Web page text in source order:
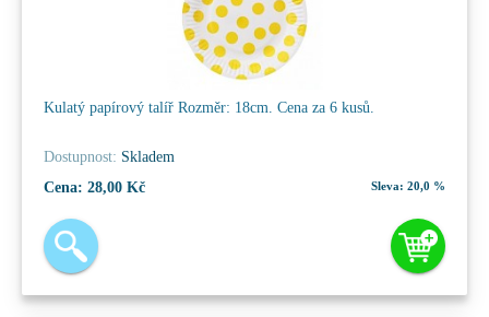
Kulatý papírový talíř Rozměr: 18cm. Cena za 6 kusů.
Dostupnost: Skladem
Cena: 28,00 Kč Sleva: 20,0 %